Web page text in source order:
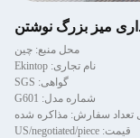
میز بزرگ نوشتن
محل منبع: چین
نام تجاری: Ekintop
گواهی: SGS
شماره مدل: G601
تعداد سفارش: مذاکره شده
قیمت: US/negotiated/piece